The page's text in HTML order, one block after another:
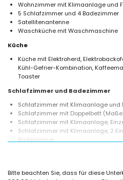
Wohnzimmer mit Klimaanlage und
5 Schlafzimmer und 4 Badezimmer
Satellitenantenne
Waschküche mit Waschmaschine
Küche
Küche mit Elektroherd,
Kühl-Gefrier-Kombination,
Toaster
Schlafzimmer und Badezimmer
Schlafzimmer mit Klimaanlage und
Schlafzimmer mit Doppelbett (Maße
Schlafzimmer mit Klimaanlage,
Schlafzimmer mit Klimaanlage, 2
Badezimmer
en-suite Badezimmer mit
Bitte beachten Sie, dass für diese